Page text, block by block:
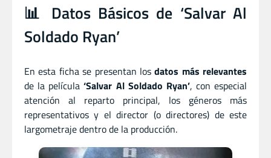
📊 Datos Básicos de ‘Salvar Al
Soldado Ryan’
En esta ficha se presentan losdatos más relevantes
de la película‘Salvar Al Soldado Ryan’, con especial
atención al reparto principal, los géneros más
representativos y el director (o directores) de este
largometraje dentro de la producción.